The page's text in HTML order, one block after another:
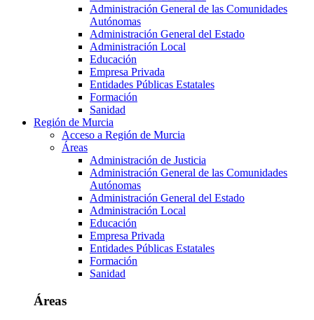
Administración General de las Comunidades
Autónomas
Administración General del Estado
Administración Local
Educación
Empresa Privada
Entidades Públicas Estatales
Formación
Sanidad
Región de Murcia
Acceso a Región de Murcia
Áreas
Administración de Justicia
Administración General de las Comunidades
Autónomas
Administración General del Estado
Administración Local
Educación
Empresa Privada
Entidades Públicas Estatales
Formación
Sanidad
Áreas